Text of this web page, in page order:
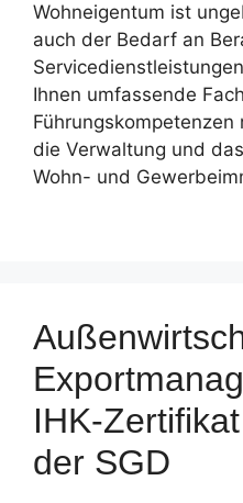
Wohneigentum ist
auch der Bedarf an
Ihnen umfassende
die Verwaltung und
Wohn- und
IHK-
der SGD